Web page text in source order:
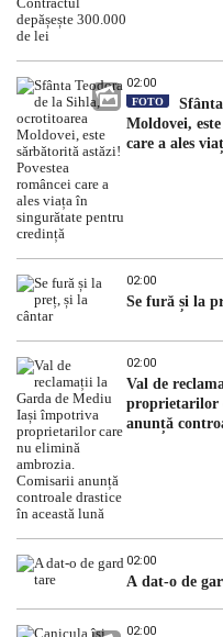
02:00
FOTO
Moldovei,
care a ales
02:00
Se fură și la
02:00
Val de
proprietarilor
anunță
02:00
A dat-o de
02:00